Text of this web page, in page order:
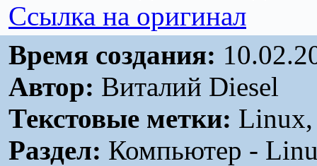
Ссылка на оригинал
Время создания:
Автор: Виталий Diesel
Текстовые метки: Linux,
Раздел: Компьютер -